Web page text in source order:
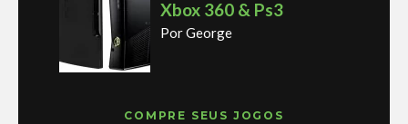
Xbox 360 & Ps3
Por George
COMPRE SEUS JOGOS